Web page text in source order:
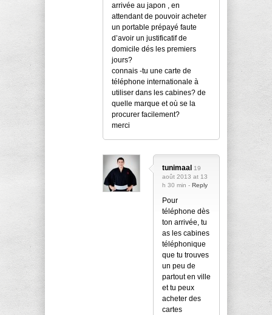
arrivée au japon , en
attendant de pouvoir acheter
un portable prépayé faute
d’avoir un justificatif de
domicile dés les premiers
jours?
connais -tu une carte de
téléphone internationale à
utiliser dans les cabines? de
quelle marque et où se la
procurer facilement?
merci
tunimaal 19
août 2013 at 13
h 30 min - Reply
Pour
téléphone dès
ton arrivée, tu
as les cabines
téléphonique
que tu trouves
un peu de
partout en ville
et tu peux
acheter des
cartes